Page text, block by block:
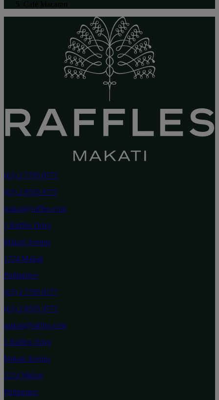
(63) 2 7795 0777
(63) 2 8555 9777
makati@raffles.com
1 Raffles Drive
Makati Avenue
1224 Makati
Philippines
(63) 2 7795 0777
(63) 2 8555 9777
makati@raffles.com
1 Raffles Drive
Makati Avenue
1224 Makati
Philippines